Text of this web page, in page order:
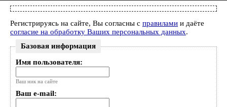
Регистрируясь на сайте, Вы согласны с правилами и даёте
согласие на обработку Ваших персональных данных.
Базовая информация
Имя пользователя:
Ваш ник на сайте
Ваш e-mail: